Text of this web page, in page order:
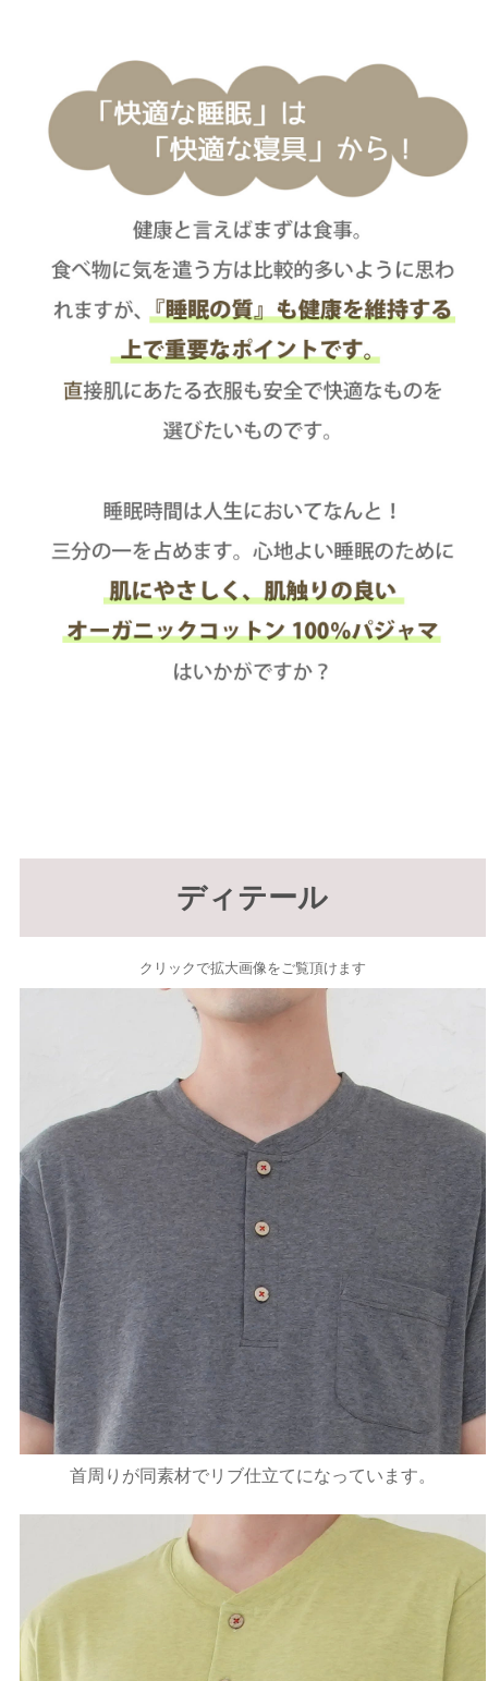
ディテール
クリックで拡大画像をご覧頂けます
首周りが同素材でリブ仕立てになっています。